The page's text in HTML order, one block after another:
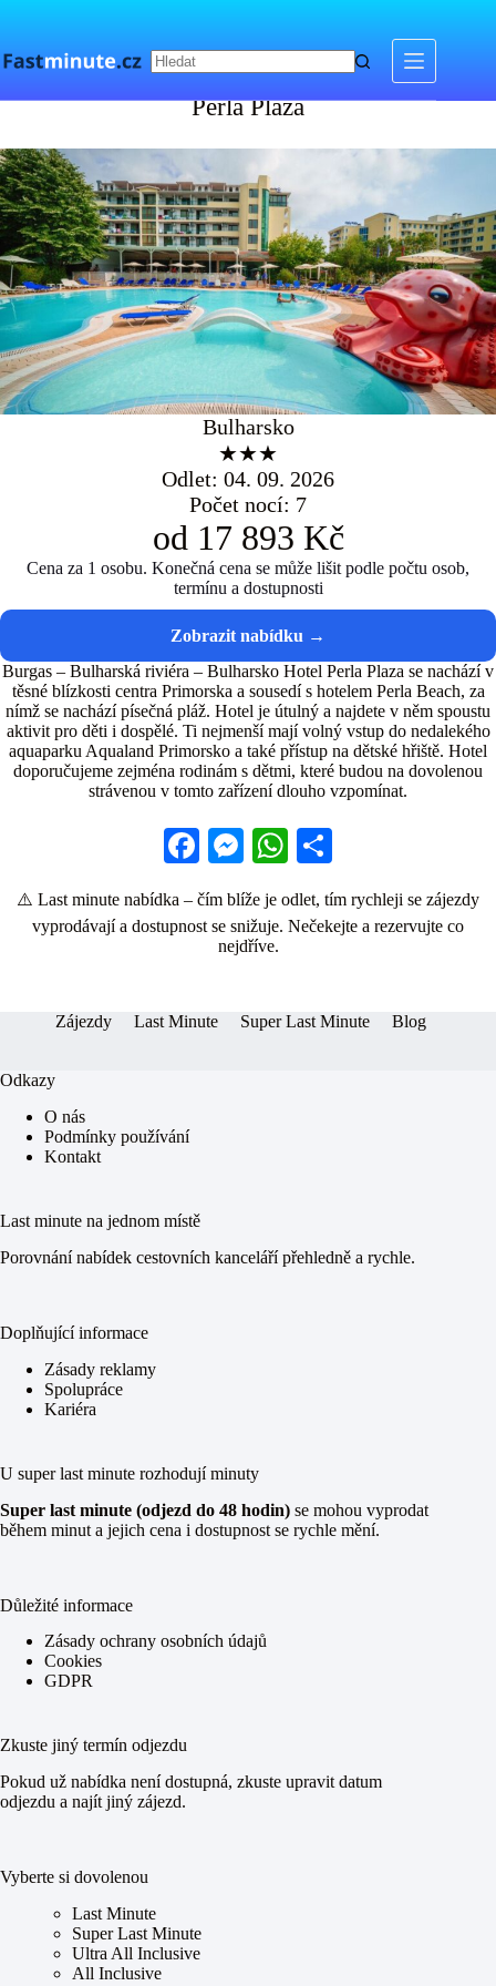
Perla Plaza
Perla Plaza
Bulharsko
★★★
Odlet: 04. 09. 2026
Počet nocí: 7
od 17 893 Kč
Cena za 1 osobu. Konečná cena se může lišit podle počtu osob,
termínu a dostupnosti
Burgas – Bulharská riviéra – Bulharsko Hotel Perla Plaza se nachází v
těsné blízkosti centra Primorska a sousedí s hotelem Perla Beach, za
nímž se nachází písečná pláž. Hotel je útulný a najdete v něm spoustu
aktivit pro děti i dospělé. Ti nejmenší mají volný vstup do nedalekého
aquaparku Aqualand Primorsko a také přístup na dětské hřiště. Hotel
doporučujeme zejména rodinám s dětmi, které budou na dovolenou
strávenou v tomto zařízení dlouho vzpomínat.
Fa
ce
bo
ok
M
es
se
ng
W
ts
ha
re
⚠️ Last minute nabídka – čím blíže je odlet, tím rychleji se zájezdy
vyprodávají a dostupnost se snižuje. Nečekejte a rezervujte co
nejdříve.
Zájezdy Last Minute Super Last Minute Blog
Odkazy
O nás
Podmínky používání
Kontakt
Last minute na jednom místě
Porovnání nabídek cestovních kanceláří přehledně a rychle.
Doplňující informace
Zásady reklamy
Spolupráce
Kariéra
U super last minute rozhodují minuty
Super last minute (odjezd do 48 hodin) se mohou vyprodat
během minut a jejich cena i dostupnost se rychle mění.
Důležité informace
Zásady ochrany osobních údajů
Cookies
GDPR
Zkuste jiný termín odjezdu
Pokud už nabídka není dostupná, zkuste upravit datum
odjezdu a najít jiný zájezd.
Vyberte si dovolenou
Last Minute
Super Last Minute
Ultra All Inclusive
All Inclusive